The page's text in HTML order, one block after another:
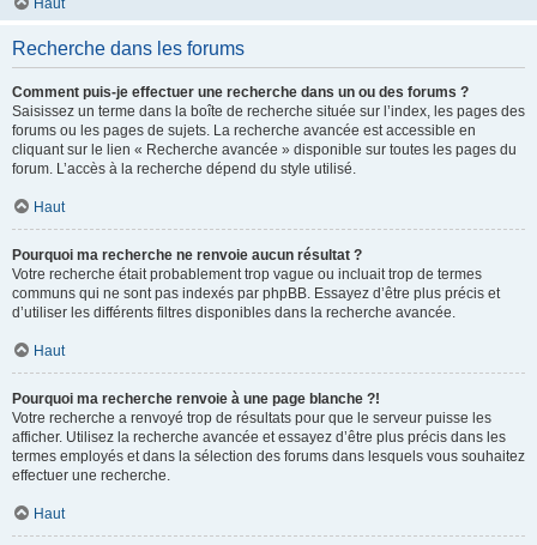
Haut
Recherche dans les forums
Comment puis-je effectuer une recherche dans un ou des forums ?
Saisissez un terme dans la boîte de recherche située sur l’index, les pages des
forums ou les pages de sujets. La recherche avancée est accessible en
cliquant sur le lien « Recherche avancée » disponible sur toutes les pages du
forum. L’accès à la recherche dépend du style utilisé.
Haut
Pourquoi ma recherche ne renvoie aucun résultat ?
Votre recherche était probablement trop vague ou incluait trop de termes
communs qui ne sont pas indexés par phpBB. Essayez d’être plus précis et
d’utiliser les différents filtres disponibles dans la recherche avancée.
Haut
Pourquoi ma recherche renvoie à une page blanche ?!
Votre recherche a renvoyé trop de résultats pour que le serveur puisse les
afficher. Utilisez la recherche avancée et essayez d’être plus précis dans les
termes employés et dans la sélection des forums dans lesquels vous souhaitez
effectuer une recherche.
Haut